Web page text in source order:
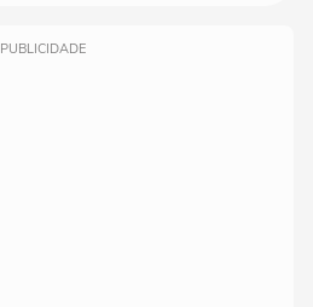
PUBLICIDADE